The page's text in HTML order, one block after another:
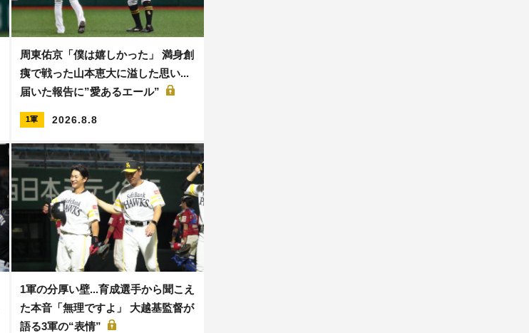
周東佑京「僕は嬉しかった」 満身創
痍で戦った山本恵大に溢した思い...
届いた報告に”愛あるエール”
1軍 2026.8.8
1軍の分厚い壁...育成選手から聞こえ
た本音「無理ですよ」 大越基監督が
語る3軍の“表情”